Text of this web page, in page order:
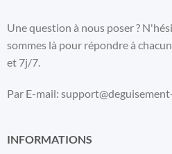
Une question à nous poser ?
sommes là pour répondre à
et 7j/7.
Par E-mail:
INFORMATIONS